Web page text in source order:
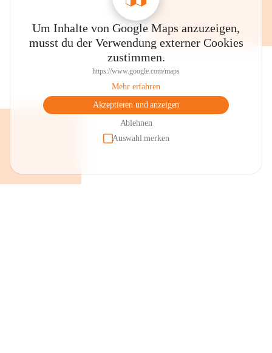
Um Inhalte von Google Maps anzuzeigen,
musst du der Verwendung externer Cookies
zustimmen.
https://www.google.com/maps
Mehr erfahren
Akzeptieren und anzeigen
Ablehnen
Auswahl merken